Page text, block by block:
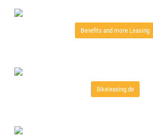
Benefits and more Leasing
Bikeleasing.de